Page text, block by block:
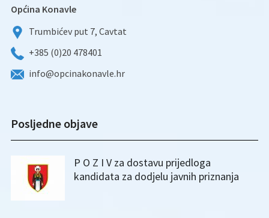
Općina Konavle
Trumbićev put 7, Cavtat
+385 (0)20 478401
info@opcinakonavle.hr
Posljedne objave
P O Z I V za dostavu prijedloga
kandidata za dodjelu javnih priznanja